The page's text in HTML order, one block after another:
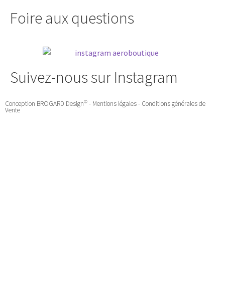
Foire aux questions
Suivez-nous sur Instagram
Conception BROGARD Design© - Mentions légales- Conditions générales de
Vente